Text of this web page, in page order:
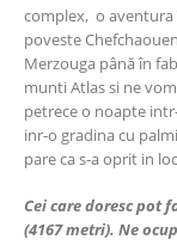
complex, o aventura
poveste
Merzouga până în
munti Atlas si ne
petrece o noapte
inr-o gradina cu
pare ca s-a oprit in
Cei care doresc pot
(4167 metri). Ne